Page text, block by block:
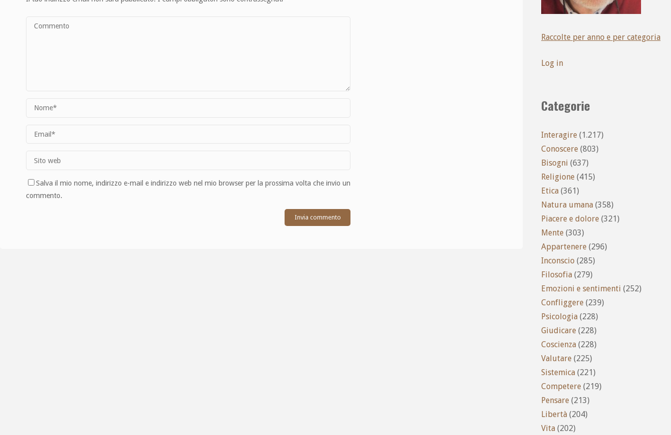
Salva il mio nome, indirizzo e-mail e indirizzo web nel mio browser per la prossima volta che invio un
commento.
Raccolte per anno e per categoria
Log in
Categorie
Interagire (1.217)
Conoscere (803)
Bisogni (637)
Religione (415)
Etica (361)
Natura umana (358)
Piacere e dolore (321)
Mente (303)
Appartenere (296)
Inconscio (285)
Filosofia (279)
Emozioni e sentimenti (252)
Confliggere (239)
Psicologia (228)
Giudicare (228)
Coscienza (228)
Valutare (225)
Sistemica (221)
Competere (219)
Pensare (213)
Libertà (204)
Vita (202)